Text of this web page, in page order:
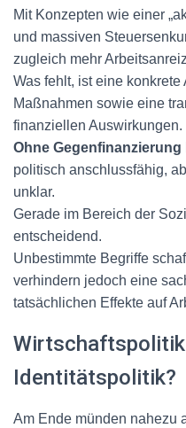
Mit Konzepten wie einer
und massiven
zugleich mehr
Was fehlt, ist eine
Maßnahmen sowie eine
finanziellen Auswirkungen.
Ohne Gegenfinanzierung
politisch anschlussfähig,
unklar.
Gerade im Bereich der
entscheidend.
Unbestimmte Begriffe
verhindern jedoch eine
tatsächlichen Effekte auf
Identitätspolitik?
Am Ende münden nahezu